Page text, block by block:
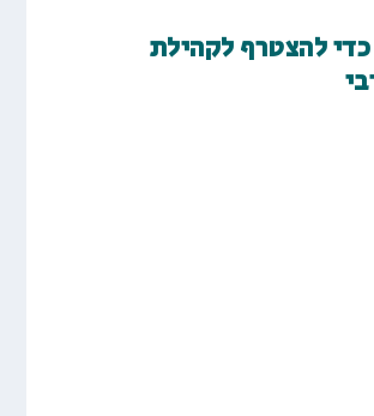
להצטרף לקהילת